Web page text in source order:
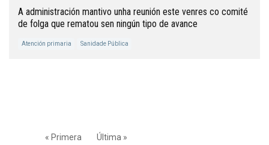
A administración mantivo unha reunión este venres co comité
de folga que rematou sen ningún tipo de avance
Atención primaria Sanidade Pública
« Primera Última »